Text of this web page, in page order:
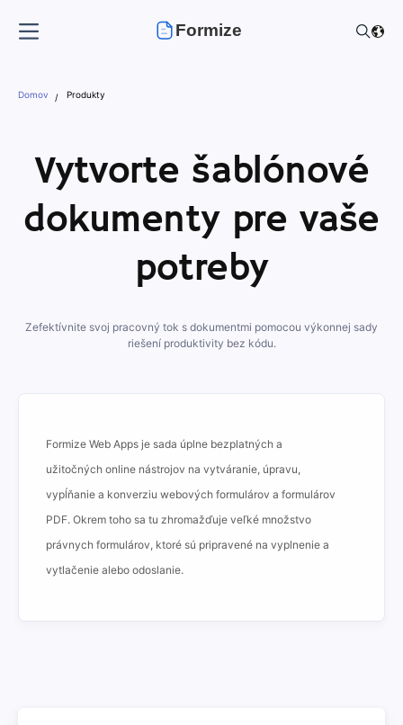
Formize
Domov Produkty
Vytvorte šablónové
dokumenty pre vaše
potreby
Zefektívnite svoj pracovný tok s dokumentmi pomocou výkonnej sady
riešení produktivity bez kódu.
Formize Web Apps je sada úplne bezplatných a
užitočných online nástrojov na vytváranie, úpravu,
vypĺňanie a konverziu webových formulárov a formulárov
PDF. Okrem toho sa tu zhromažďuje veľké množstvo
právnych formulárov, ktoré sú pripravené na vyplnenie a
vytlačenie alebo odoslanie.